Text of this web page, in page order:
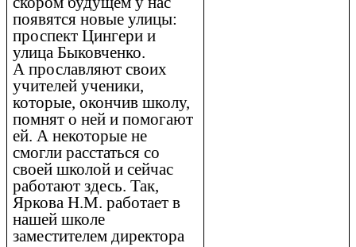
появятся новые улицы:
проспект Цингери и
улица Быковченко.
А прославляют своих
учителей ученики,
которые, окончив школу,
помнят о ней и помогают
ей. А некоторые не
смогли расстаться со
своей школой и сейчас
работают здесь. Так,
Яркова Н.М. работает в
нашей школе
заместителем директора